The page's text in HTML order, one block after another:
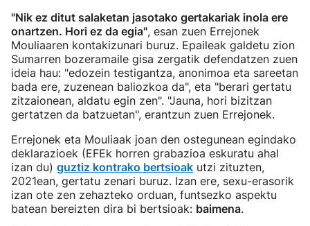
"Nik ez ditut salaketan jasotako gertakariak inola ere
onartzen. Hori ez da egia", esan zuen Errejonek
Mouliaaren kontakizunari buruz. Epaileak galdetu zion
Sumarren bozeramaile gisa zergatik defendatzen zuen
ideia hau: "edozein testigantza, anonimoa eta sareetan
bada ere, zuzenean baliozkoa da", eta "berari gertatu
zitzaionean, aldatu egin zen". "Jauna, hori bizitzan
gertatzen da batzuetan", erantzun zuen Errejonek.
Errejonek eta Mouliaak joan den ostegunean egindako
deklarazioek (EFEk horren grabazioa eskuratu ahal
izan du) guztiz kontrako bertsioak utzi zituzten,
2021ean, gertatu zenari buruz. Izan ere, sexu-erasorik
izan ote zen zehazteko orduan, funtsezko aspektu
batean bereizten dira bi bertsioak: baimena.